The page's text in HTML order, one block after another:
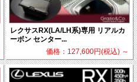
レクサスRX(LA/LH系)専用 リアルカ
ーボン センター...
価格：127,600円(税込) ～